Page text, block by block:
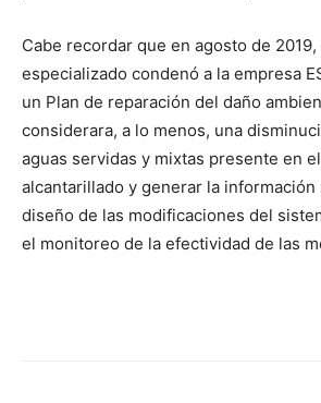
Cabe recordar que en agosto de
especializado condenó a la empresa
un Plan de reparación del daño
considerara, a lo menos, una
aguas servidas y mixtas presente en
alcantarillado y generar la información
diseño de las modificaciones del
el monitoreo de la efectividad de las